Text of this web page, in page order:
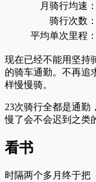
月骑行均速：
骑行次数：
平均单次里程：
现在已经不能用坚持
的骑车通勤。不再追
样慢慢骑。
23次骑行全都是通勤
慢了会不会迟到之类
看书
时隔两个多月终于把